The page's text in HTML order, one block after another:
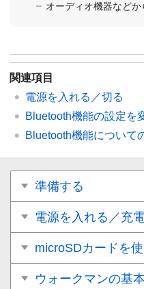
オーディオ機器などか
関連項目
電源を入れる／切る
Bluetooth機能の設定を
Bluetooth機能について
準備する
電源を入れる／充
microSDカードを使
ウォークマンの基